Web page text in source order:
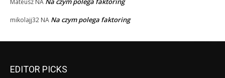
mikolajj32 NA Na czym polega faktoring
EDITOR PICKS